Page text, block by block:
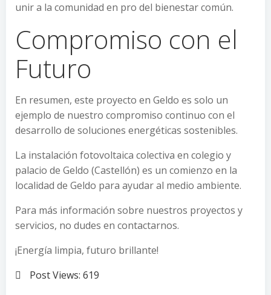
unir a la comunidad en pro del bienestar común.
Compromiso con el
Futuro
En resumen, este proyecto en Geldo es solo un
ejemplo de nuestro compromiso continuo con el
desarrollo de soluciones energéticas sostenibles.
La instalación fotovoltaica colectiva en colegio y
palacio de Geldo (Castellón) es un comienzo en la
localidad de Geldo para ayudar al medio ambiente.
Para más información sobre nuestros proyectos y
servicios, no dudes en contactarnos.
¡Energía limpia, futuro brillante!
Post Views: 619